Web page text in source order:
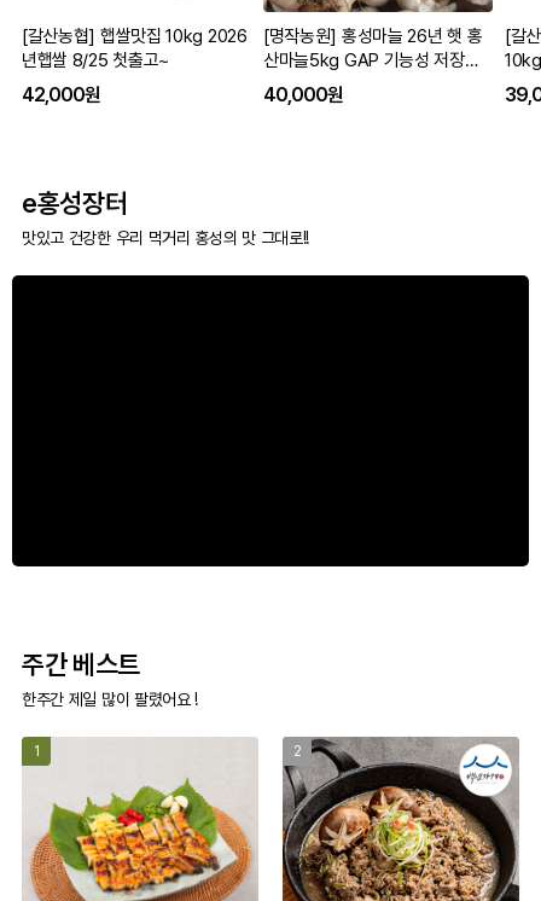
[갈산농협] 햅쌀맛집 10kg 2026
년햅쌀 8/25 첫출고~
42,000원
[명작농원] 홍성마늘 26년 햇 홍
산마늘5kg GAP 기능성 저장용
통마늘 흑마늘용
40,000원
[갈
e홍성장터
맛있고 건강한 우리 먹거리 홍성의 맛 그대로!!
주간 베스트
한주간 제일 많이 팔렸어요 !
1 2